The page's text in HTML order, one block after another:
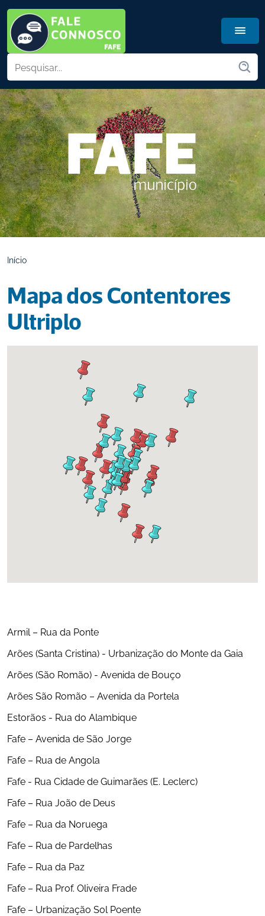
Início
Mapa dos Contentores
Ultriplo
Armil – Rua da Ponte
Arões (Santa Cristina) - Urbanização do Monte da Gaia
Arões (São Romão) - Avenida de Bouço
Arões São Romão – Avenida da Portela
Estorãos - Rua do Alambique
Fafe – Avenida de São Jorge
Fafe – Rua de Angola
Fafe - Rua Cidade de Guimarães (E. Leclerc)
Fafe – Rua João de Deus
Fafe – Rua da Noruega
Fafe – Rua de Pardelhas
Fafe – Rua da Paz
Fafe – Rua Prof. Oliveira Frade
Fafe – Urbanização Sol Poente